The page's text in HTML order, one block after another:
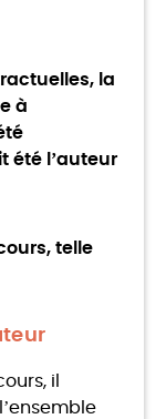
la
à
été l’auteur
telle
il